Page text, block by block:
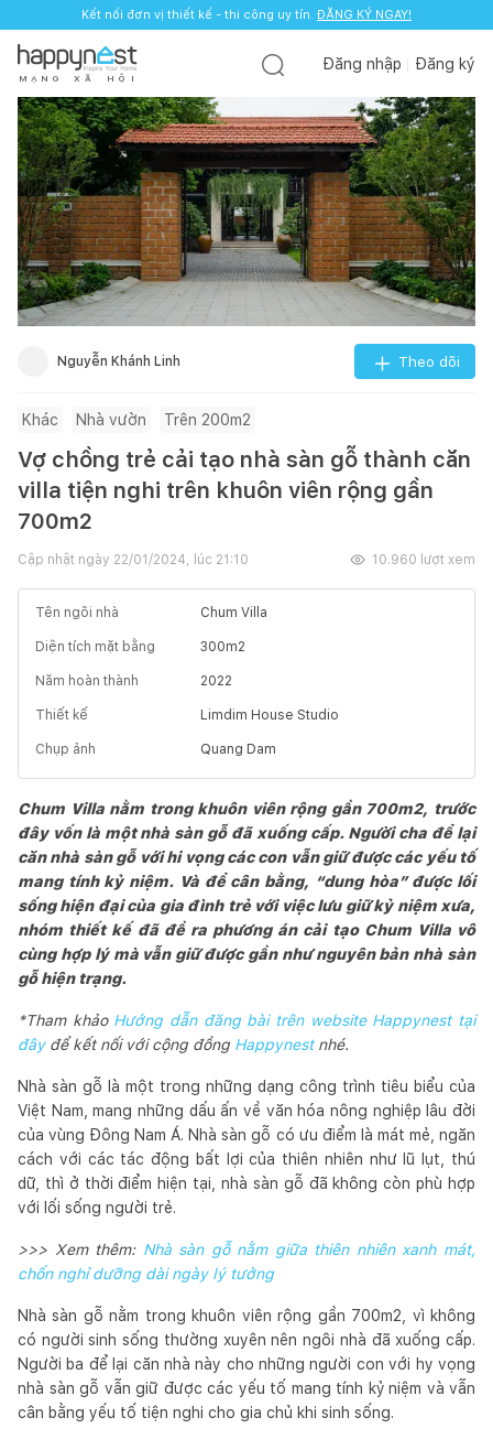
Kết nối đơn vị thiết kế - thi công uy tín. ĐĂNG KÝ NGAY!
M Ạ N G X Ã H Ộ I
Đăng nhập Đăng ký
Nguyễn Khánh Linh Theo dõi
Khác Nhà vườn Trên 200m2
Vợ chồng trẻ cải tạo nhà sàn gỗ thành căn
villa tiện nghi trên khuôn viên rộng gần
700m2
Cập nhật ngày 22/01/2024, lúc 21:10 10.960 lượt xem
Tên ngôi nhà Chum Villa
Diện tích mặt bằng 300m2
Năm hoàn thành 2022
Thiết kế Limdim House Studio
Chụp ảnh Quang Dam
Chum Villa nằm trong khuôn viên rộng gần 700m2, trước
đây vốn là một nhà sàn gỗ đã xuống cấp. Người cha để lại
căn nhà sàn gỗ với hi vọng các con vẫn giữ được các yếu tố
mang tính kỷ niệm. Và để cân bằng, “dung hòa” được lối
sống hiện đại của gia đình trẻ với việc lưu giữ kỷ niệm xưa,
nhóm thiết kế đã đề ra phương án cải tạo Chum Villa vô
cùng hợp lý mà vẫn giữ được gần như nguyên bản nhà sàn
gỗ hiện trạng.
*Tham khảo Hướng dẫn đăng bài trên website Happynest tại
đâyđể kết nối với cộng đồng Happynest nhé.
Nhà sàn gỗ là một trong những dạng công trình tiêu biểu của
Việt Nam, mang những dấu ấn về văn hóa nông nghiệp lâu đời
của vùng Đông Nam Á. Nhà sàn gỗ có ưu điểm là mát mẻ, ngăn
cách với các tác động bất lợi của thiên nhiên như lũ lụt, thú
dữ, thì ở thời điểm hiện tại, nhà sàn gỗ đã không còn phù hợp
với lối sống người trẻ.
>>> Xem thêm: Nhà sàn gỗ nằm giữa thiên nhiên xanh mát,
chốn nghỉ dưỡng dài ngày lý tưởng
Nhà sàn gỗ nằm trong khuôn viên rộng gần 700m2, vì không
có người sinh sống thường xuyên nên ngôi nhà đã xuống cấp.
Người ba để lại căn nhà này cho những người con với hy vọng
nhà sàn gỗ vẫn giữ được các yếu tố mang tính kỷ niệm và vẫn
cân bằng yếu tố tiện nghi cho gia chủ khi sinh sống.